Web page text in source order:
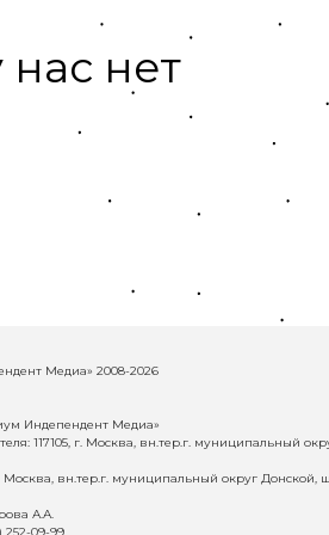
нет
Медиа» 2008-2026
Индепендент Медиа»
117105, г. Москва, вн.тер.г. муниципальный
Москва, вн.тер.г. муниципальный округ Донской, ш
А.А.